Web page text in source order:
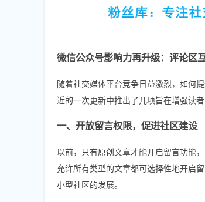
微信公众号影响力再升级：评论区
随着社交媒体平台竞争日益激烈，如何
近的一次更新中推出了几项旨在增强读
一、开放留言权限，促进社区建设
以前，只有原创文章才能开启留言功能
允许所有类型的文章都可选择性地开启
小型社区的发展。